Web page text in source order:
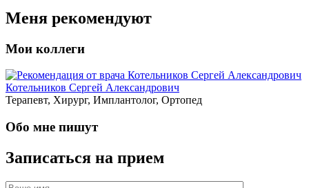
Меня рекомендуют
Мои коллеги
Котельников Сергей Александрович
Терапевт, Хирург, Имплантолог, Ортопед
Обо мне пишут
Записаться на прием